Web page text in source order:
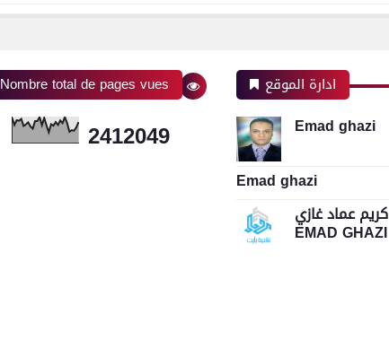
Nombre total de pages vues
2412049
ادارة الموقع
Emad ghazi
Emad ghazi
كريم عماد غازي - KAREEM
EMAD GHAZI